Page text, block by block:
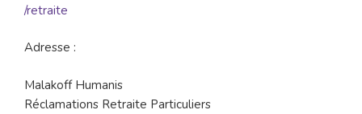
/retraite
Adresse :
Malakoff Humanis
Réclamations Retraite Particuliers